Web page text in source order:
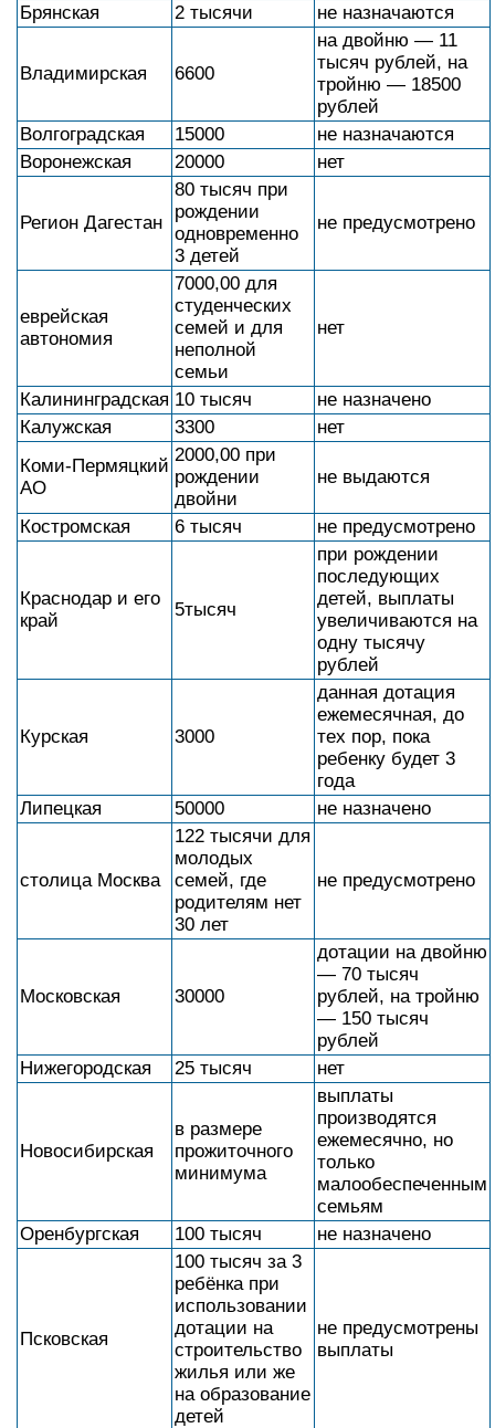
Брянская
2 тысячи не назначаются
Владимирская 6600
на двойню — 11
тысяч рублей, на
тройню — 18500
рублей
Волгоградская
15000
не назначаются
Воронежская
20000 нет
Регион Дагестан
80 тысяч при
рождении
одновременно
3 детей
не предусмотрено
еврейская
автономия
7000,00 для
студенческих
семей и для
неполной
семьи
нет
Калининградская 10 тысяч
не назначено
Калужская
3300
нет
Коми-Пермяцкий
АО
2000,00 при
рождении
двойни
не выдаются
Костромская 6 тысяч не предусмотрено
Краснодар и его
край
5тысяч
при рождении
последующих
детей, выплаты
увеличиваются на
одну тысячу
рублей
Курская 3000
данная дотация
ежемесячная, до
тех пор, пока
ребенку будет 3
года
Липецкая
50000 не назначено
столица Москва
122 тысячи для
молодых
семей, где
родителям нет
30 лет
не предусмотрено
Московская 30000
дотации на двойню
— 70 тысяч
рублей, на тройню
— 150 тысяч
рублей
Нижегородская
25 тысяч нет
Новосибирская
в размере
прожиточного
минимума
выплаты
производятся
ежемесячно, но
только
малообеспеченным
семьям
Оренбургская
100 тысяч не назначено
Псковская
100 тысяч за 3
ребёнка при
использовании
дотации на
строительство
жилья или же
на образование
детей
не предусмотрены
выплаты